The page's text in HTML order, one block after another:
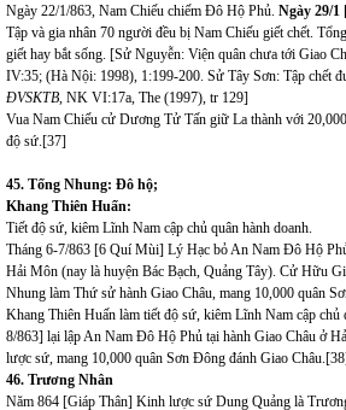
Ngày 22/1/863, Nam Chiếu chiếm Đô Hộ Phủ. Ngày 29/1
Tập và gia nhân 70 người đều bị Nam Chiếu giết chết.
giết hay bắt sống. [Sử Nguyễn: Viện quân chưa tới Giao
IV:35; (Hà Nội: 1998), 1:199-200. Sử Tây Sơn: Tập chết
ĐVSKTB, NK VI:17a, The (1997), tr 129]
Vua Nam Chiếu cử Dương Tử Tấn giữ La thành với
độ sứ.[37]
45. Tống Nhung: Đô hộ;
Khang Thiên Huấn:
Tiết độ sứ, kiêm Lĩnh Nam cập chủ quân hành doanh.
Tháng 6-7/863 [6 Quí Mùi] Lý Hạc bỏ An Nam Đô Hộ
Hải Môn (nay là huyện Bác Bạch, Quảng Tây). Cử Hữu
Nhung làm Thứ sử hành Giao Châu, mang 10,000 quân
Khang Thiên Huấn làm tiết độ sứ, kiêm Lĩnh Nam cập chủ
8/863] lại lập An Nam Đô Hộ Phủ tại hành Giao Châu ở
lược sứ, mang 10,000 quân Sơn Đông đánh Giao Châu.
46. Trương Nhân
Năm 864 [Giáp Thân] Kinh lược sứ Dung Quảng là